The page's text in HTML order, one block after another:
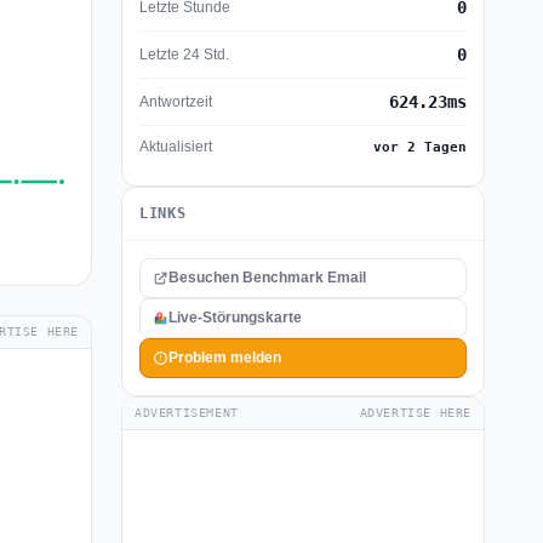
HERE
Letzte Stunde 0
Letzte 24 Std. 0
Antwortzeit 624.23ms
Aktualisiert vor 2 Tagen
LINKS
Besuchen Benchmark Email
Live-Störungskarte
Problem melden
ADVERTISEMENT ADVERTISE HERE